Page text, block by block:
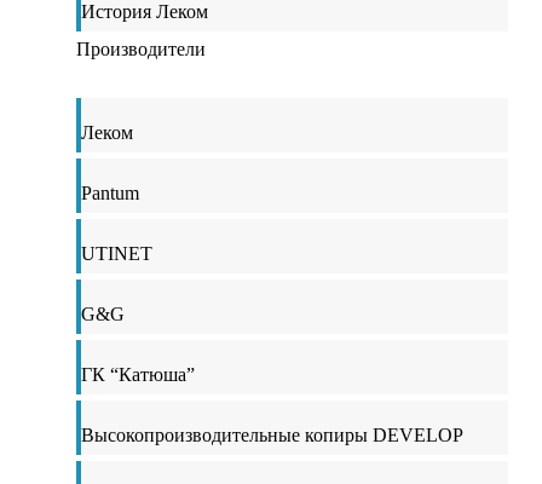
История Леком
Производители
Леком
Pantum
UTINET
G&G
ГК “Катюша”
Высокопроизводительные копиры DEVELOP